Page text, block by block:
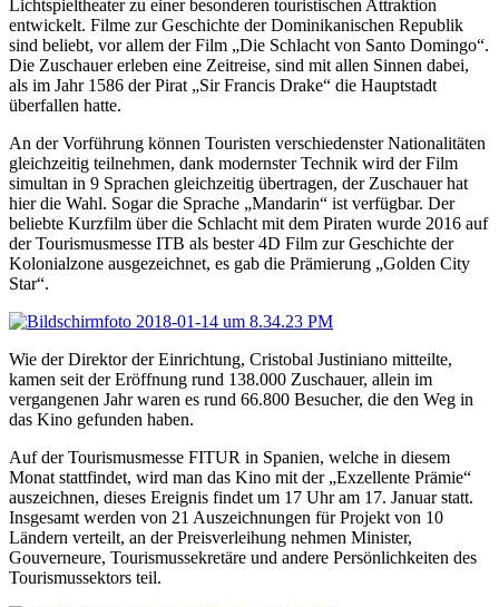
Lichtspieltheater zu einer besonderen touristischen Attraktion
entwickelt. Filme zur Geschichte der Dominikanischen Republik
sind beliebt, vor allem der Film „Die Schlacht von Santo Domingo“.
Die Zuschauer erleben eine Zeitreise, sind mit allen Sinnen dabei,
als im Jahr 1586 der Pirat „Sir Francis Drake“ die Hauptstadt
überfallen hatte.
An der Vorführung können Touristen verschiedenster Nationalitäten
gleichzeitig teilnehmen, dank modernster Technik wird der Film
simultan in 9 Sprachen gleichzeitig übertragen, der Zuschauer hat
hier die Wahl. Sogar die Sprache „Mandarin“ ist verfügbar. Der
beliebte Kurzfilm über die Schlacht mit dem Piraten wurde 2016 auf
der Tourismusmesse ITB als bester 4D Film zur Geschichte der
Kolonialzone ausgezeichnet, es gab die Prämierung „Golden City
Star“.
Wie der Direktor der Einrichtung, Cristobal Justiniano mitteilte,
kamen seit der Eröffnung rund 138.000 Zuschauer, allein im
vergangenen Jahr waren es rund 66.800 Besucher, die den Weg in
das Kino gefunden haben.
Auf der Tourismusmesse FITUR in Spanien, welche in diesem
Monat stattfindet, wird man das Kino mit der „Exzellente Prämie“
auszeichnen, dieses Ereignis findet um 17 Uhr am 17. Januar statt.
Insgesamt werden von 21 Auszeichnungen für Projekt von 10
Ländern verteilt, an der Preisverleihung nehmen Minister,
Gouverneure, Tourismussekretäre und andere Persönlichkeiten des
Tourismussektors teil.